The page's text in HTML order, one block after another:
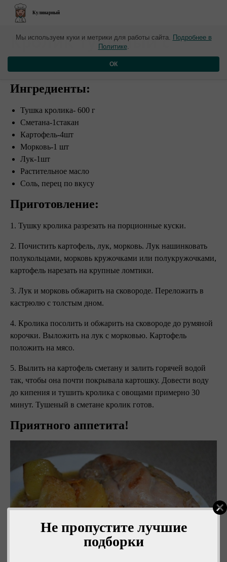
Не пропустите лучшие
подборки
Кулинарный
Кролик тушеный с
овощами в сметане
Ингредиенты:
Тушка кролика- 600 г
Сметана-1стакан
Картофель-4шт
Морковь-1 шт
Лук-1шт
Растительное масло
Соль, перец по вкусу
Приготовление:
1. Тушку кролика разрезать на порционные куски.
2. Почистить картофель, лук, морковь. Лук нашинковать
полукольцами, морковь кружочками или полукружочками,
картофель нарезать на крупные ломтики.
3. Лук и морковь обжарить на сковороде. Переложить в
кастрюлю с толстым дном.
4. Кролика посолить и обжарить на сковороде до румяной
корочки. Выложить на лук с морковью. Картофель
положить на мясо.
5. Вылить на картофель сметану и залить горячей водой
так, чтобы она почти покрывала картошку. Довести воду
до кипения и тушить кролика с овощами примерно 30
минут. Тушеный в сметане кролик готов.
Приятного аппетита!
Мы используем куки и метрики для работы сайта. Подробнее в
Политике.
ОК